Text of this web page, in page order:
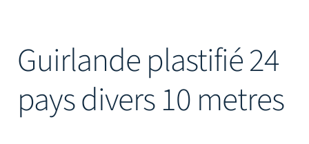
Guirlande plastifié 24
pays divers 10 metres